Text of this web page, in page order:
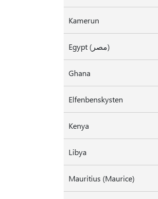
Kamerun
Egypt (مصر)
Ghana
Elfenbenskysten
Kenya
Libya
Mauritius (Maurice)